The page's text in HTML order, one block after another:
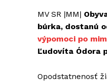
MV SR |MM|
búrka, dostanú
výpomoci po
Ľudovíta Ódora
Opodstatnenosť